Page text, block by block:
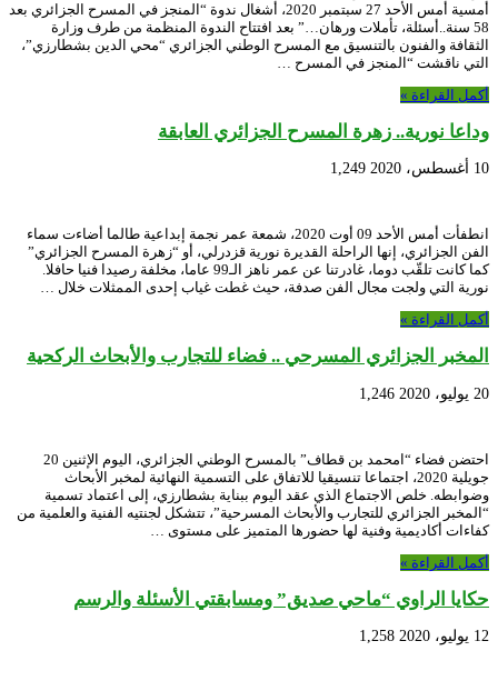
أمسية أمس الأحد 27 سبتمبر 2020، أشغال ندوة “المنجز في المسرح الجزائري بعد
58 سنة..أسئلة، تأملات ورهان…” بعد افتتاح الندوة المنظمة من طرف وزارة
الثقافة والفنون بالتنسيق مع المسرح الوطني الجزائري “محي الدين بشطارزي”،
التي ناقشت “المنجز في المسرح …
أكمل القراءة »
وداعا نورية.. زهرة المسرح الجزائري العابقة
10 أغسطس، 2020 1,249
انطفأت أمس الأحد 09 أوت 2020، شمعة عمر نجمة إبداعية طالما أضاءت سماء
الفن الجزائري، إنها الراحلة القديرة نورية قزدرلي، أو “زهرة المسرح الجزائري”
كما كانت تلقّب دوما، غادرتنا عن عمر ناهز الـ99 عاما، مخلفة رصيدا فنيا حافلا.
نورية التي ولجت مجال الفن صدفة، حيث غطت غياب إحدى الممثلات خلال …
أكمل القراءة »
المخبر الجزائري المسرحي .. فضاء للتجارب والأبحاث الركحية
20 يوليو، 2020 1,246
احتضن فضاء “امحمد بن قطاف” بالمسرح الوطني الجزائري، اليوم الإثنين 20
جويلية 2020، اجتماعا تنسيقيا للاتفاق على التسمية النهائية لمخبر الأبحاث
وضوابطه. خلص الاجتماع الذي عقد اليوم ببناية بشطارزي، إلى اعتماد تسمية
“المخبر الجزائري للتجارب والأبحاث المسرحية”، تتشكل لجنتيه الفنية والعلمية من
كفاءات أكاديمية وفنية لها حضورها المتميز على مستوى …
أكمل القراءة »
حكايا الراوي “ماحي صديق” ومسابقتي الأسئلة والرسم
12 يوليو، 2020 1,258